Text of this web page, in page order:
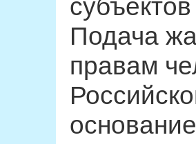
Подача
правам